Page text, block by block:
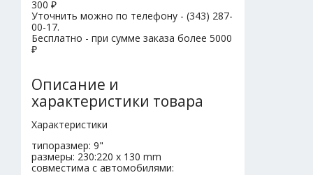
300 ₽
Уточнить можно по телефону - (343) 287-
00-17.
Бесплатно - при сумме заказа более 5000
₽
Описание и
характеристики товара
Характеристики
типоразмер: 9"
размеры: 230:220 x 130 mm
совместима с автомобилями: